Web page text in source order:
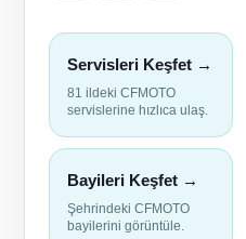
Servisleri Keşfet →
81 ildeki CFMOTO
servislerine hızlıca ulaş.
Bayileri Keşfet →
Şehrindeki CFMOTO
bayilerini görüntüle.